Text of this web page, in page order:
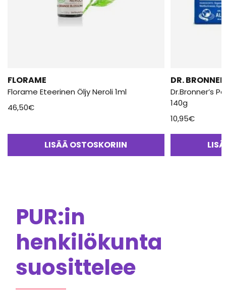
FLORAME
Florame Eteerinen Öljy Neroli 1ml
46,50€
LISÄÄ OSTOSKORIIN
DR.
Dr.Bronner’s
140g
10,95€
PUR:in
henkilökunta
suosittelee